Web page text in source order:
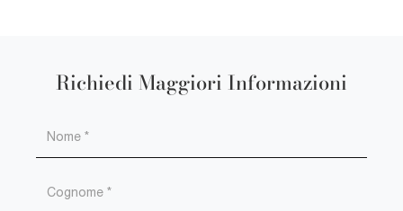
Richiedi Maggiori Informazioni